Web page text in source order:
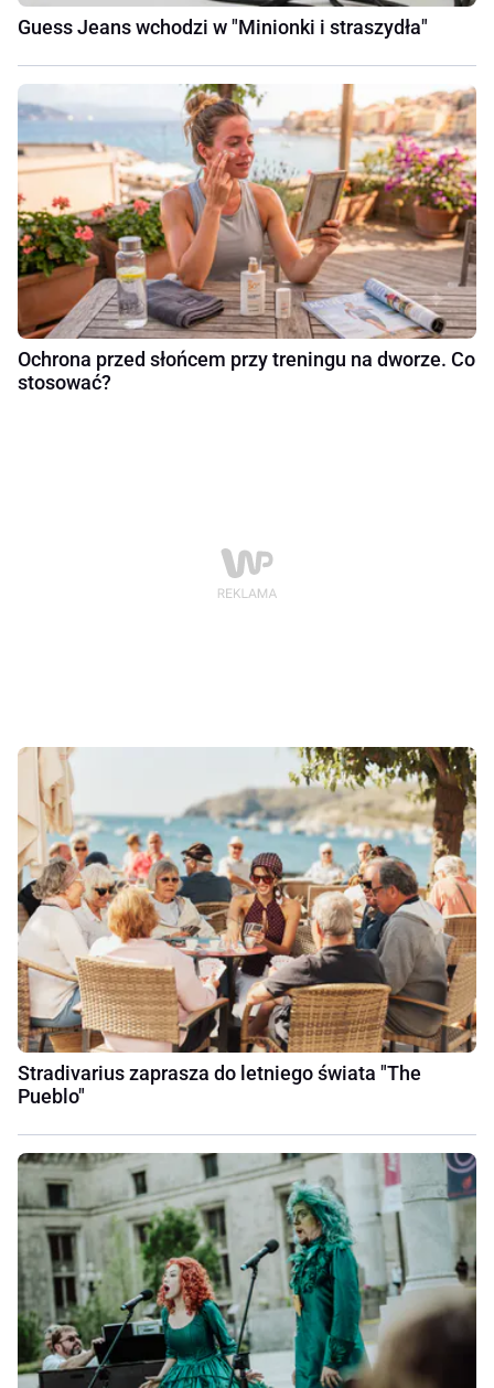
Guess Jeans wchodzi w "Minionki i straszydła"
Ochrona przed słońcem przy treningu na dworze. Co
stosować?
Stradivarius zaprasza do letniego świata "The
Pueblo"